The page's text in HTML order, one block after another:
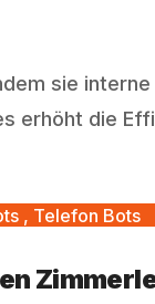
sie
erhöht die
, Telefon Bots